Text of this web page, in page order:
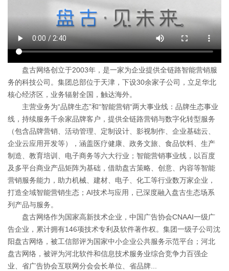
盘古网络创立于2003年，是一家为企业提供全链路智能营销服
务的科技公司。集团总部位于天津，下设30余家子公司，立足华北
核心经济区，业务辐射全国，触达海外。
主营业务为“品牌生态”和“智能营销“两大事业线：品牌生态事业
线，持续服务千余家品牌客户，提供全链路营销与数字化转型服务
（包含品牌营销、活动管理、定制设计、影视制作、企业基础云、
企业云应用开发等），涵盖医疗健康、政务文旅、食品饮料、生产
制造、教育培训、电子商务等六大行业；智能营销事业线，以百度
及多平台商业产品矩阵为基础，借助盘古策略、创意、内容等智能
营销服务能力，助力机械、建材、电子、化工等行业数万家企业，
打造全域智能营销生态；AI技术与应用，已深度融入盘古生态场系
列产品与服务。
盘古网络作为国家高新技术企业，中国广告协会CNAAI一级广
告企业，累计拥有146项技术专利及软件著作权。集团一级子公司沈
阳盘古网络，被工信部评为国家中小企业公共服务示范平台；河北
盘古网络，被评为河北软件和信息技术服务业综合竞争力百强企
业、省广告协会互联网分会会长单位、省品牌...